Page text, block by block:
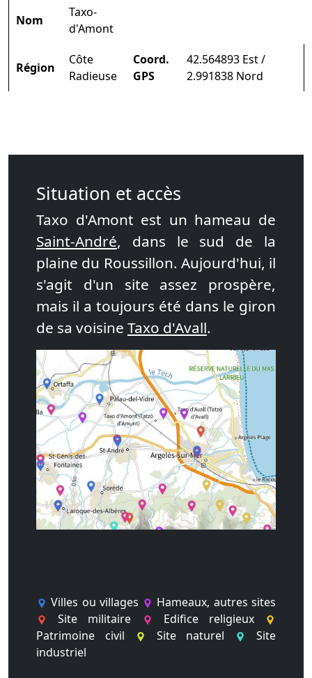
Nom
Taxo-
d'Amont
Région
Côte
Radieuse
Coord.
GPS
42.564893 Est /
2.991838 Nord
Situation et accès
Taxo d'Amont est un hameau de
Saint-André, dans le sud de la
plaine du Roussillon. Aujourd'hui, il
s'agit d'un site assez prospère,
mais il a toujours été dans le giron
de sa voisine Taxo d'Avall.
Villes ou villages
Hameaux, autres sites
Site militaire
Edifice religieux
Patrimoine civil
Site naturel
Site
industriel